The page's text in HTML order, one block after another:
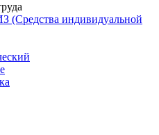
(Средства индивидуальной